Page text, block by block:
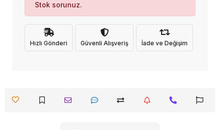
Stok sorunuz.
Hızlı Gönderi Güvenli Alışveriş İade ve Değişim